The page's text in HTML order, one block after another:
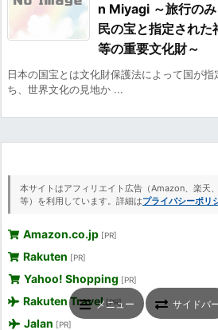
n Miyagi ～旅行の
民の宝と指定され
等の重要文化財～
日本の国宝とは文化財保護法によって国が指
ち、世界文化の見地か ...
本サイトはアフィリエイト広告（Amazon、楽天
等）を利用しています。詳細はプライバシーポリ
Amazon.co.jp [PR]
Rakuten [PR]
Yahoo! Shopping [PR]
Rakuten Travel [PR]
Jalan [PR]
メニュー サイドバ